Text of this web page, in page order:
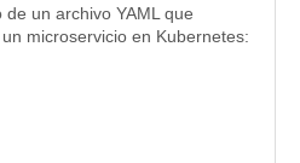
un archivo YAML que
microservicio en Kubernetes: